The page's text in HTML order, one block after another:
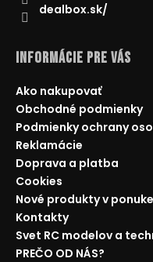
dealbox.sk/
Informácie pre Vás
Ako nakupovať
Obchodné podmienky
Podmienky ochrany
Reklamácie
Doprava a platba
Cookies
Nové produkty v ponuke
Kontakty
Svet RC modelov a
PREČO OD NÁS?